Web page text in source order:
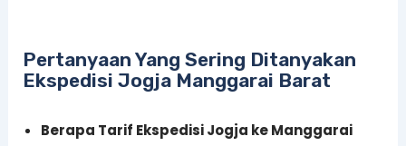
Pertanyaan Yang Sering Ditanyakan
Ekspedisi Jogja Manggarai Barat
Berapa Tarif Ekspedisi Jogja ke Manggarai